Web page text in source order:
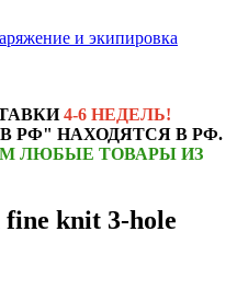
4-6 НЕДЕЛЬ!
РФ" НАХОДЯТСЯ В РФ.
ЛЮБЫЕ ТОВАРЫ ИЗ
knit 3-hole